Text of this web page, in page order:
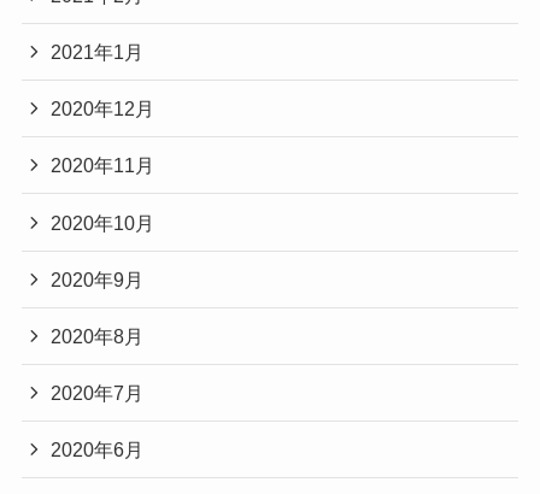
2021年1月
2020年12月
2020年11月
2020年10月
2020年9月
2020年8月
2020年7月
2020年6月